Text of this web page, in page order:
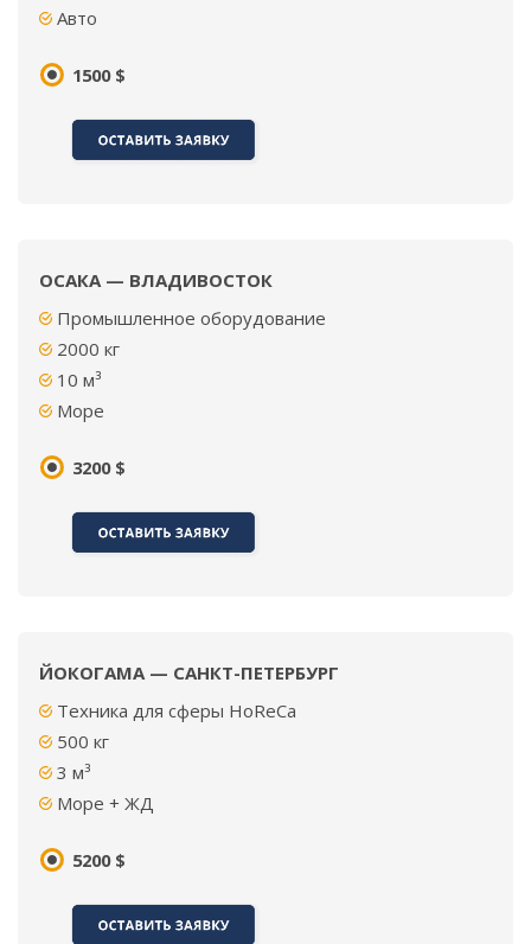
Авто
1500 $
ОСАКА — ВЛАДИВОСТОК
Промышленное оборудование
2000 кг
10 м³
Море
3200 $
ЙОКОГАМА — САНКТ-ПЕТЕРБУРГ
Техника для сферы HoReCa
500 кг
3 м³
Море + ЖД
5200 $